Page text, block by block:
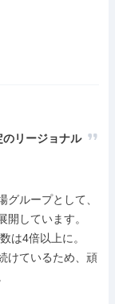
リージョナル
ループとして、
しています。
は4倍以上に。
けているため、頑